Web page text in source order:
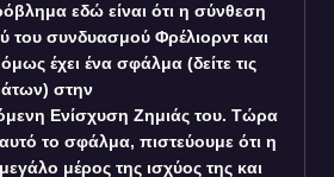
εδώ είναι ότι η σύνθεση
του συνδυασμού Φρέλιορντ και
έχει ένα σφάλμα (δείτε τις
στην
Ενίσχυση Ζημιάς του. Τώρα
το σφάλμα, πιστεύουμε ότι η
μέρος της ισχύος της και